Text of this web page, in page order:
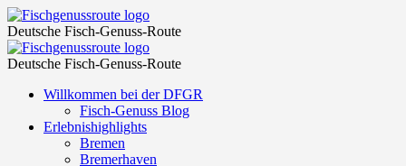
Veranstaltungen
aus
8.
Juli
Fischgenussroute
Deutsche Fisch-Genuss-Route
Veranstaltungen
aus
Juli
Fischgenussroute
Deutsche Fisch-Genuss-Route
Skip
content
Willkommen bei der DFGR
Fisch-Genuss Blog
Erlebnishighlights
Bremen
Bremerhaven